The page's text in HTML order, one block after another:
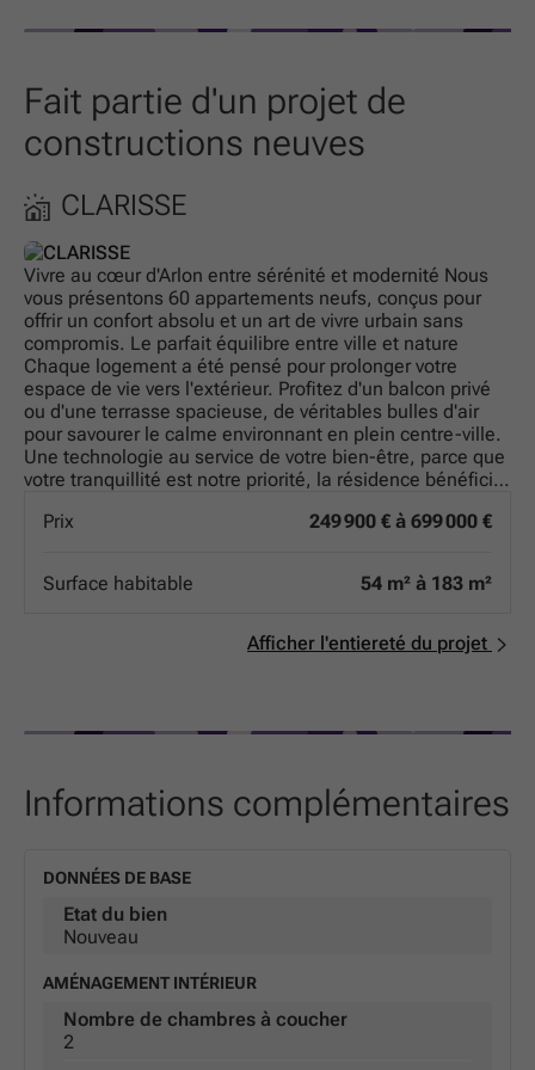
Fait partie d'un projet de
constructions neuves
CLARISSE
Vivre au cœur d'Arlon entre sérénité et modernité Nous
vous présentons 60 appartements neufs, conçus pour
offrir un confort absolu et un art de vivre urbain sans
compromis. Le parfait équilibre entre ville et nature
Chaque logement a été pensé pour prolonger votre
espace de vie vers l'extérieur. Profitez d'un balcon privé
ou d'une terrasse spacieuse, de véritables bulles d'air
pour savourer le calme environnant en plein centre-ville.
Une technologie au service de votre bien-être, parce que
votre tranquillité est notre priorité, la résidence bénéficie
de haute performance : pour un intérieur douillet en
Isolation phonique de pointe : pour vous garantir un
cocon de silence, loin de l'agitation urbaine. Que vous
allient esthétique contemporaine et durabilité au cœur
de l'une des villes les plus dynamiques de la région. Ne
Prix 249 900 € à 699 000 €
Surface habitable 54 m² à 183 m²
Afficher l'entiereté du projet
Informations complémentaires
DONNÉES DE BASE
Etat du bien
Nouveau
AMÉNAGEMENT INTÉRIEUR
Nombre de chambres à coucher
2